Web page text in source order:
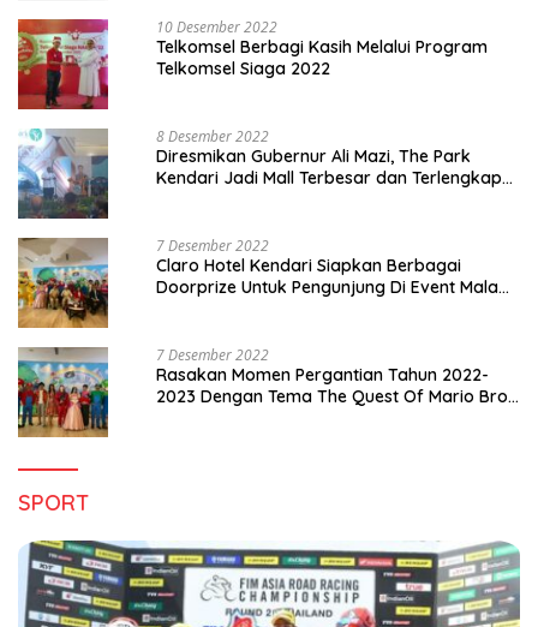
10 Desember 2022
Telkomsel Berbagi Kasih Melalui Program
Telkomsel Siaga 2022
8 Desember 2022
Diresmikan Gubernur Ali Mazi, The Park
Kendari Jadi Mall Terbesar dan Terlengkap
7 Desember 2022
Claro Hotel Kendari Siapkan Berbagai
Doorprize Untuk Pengunjung Di Event Malam
7 Desember 2022
Rasakan Momen Pergantian Tahun 2022-
2023 Dengan Tema The Quest Of Mario Bros
SPORT